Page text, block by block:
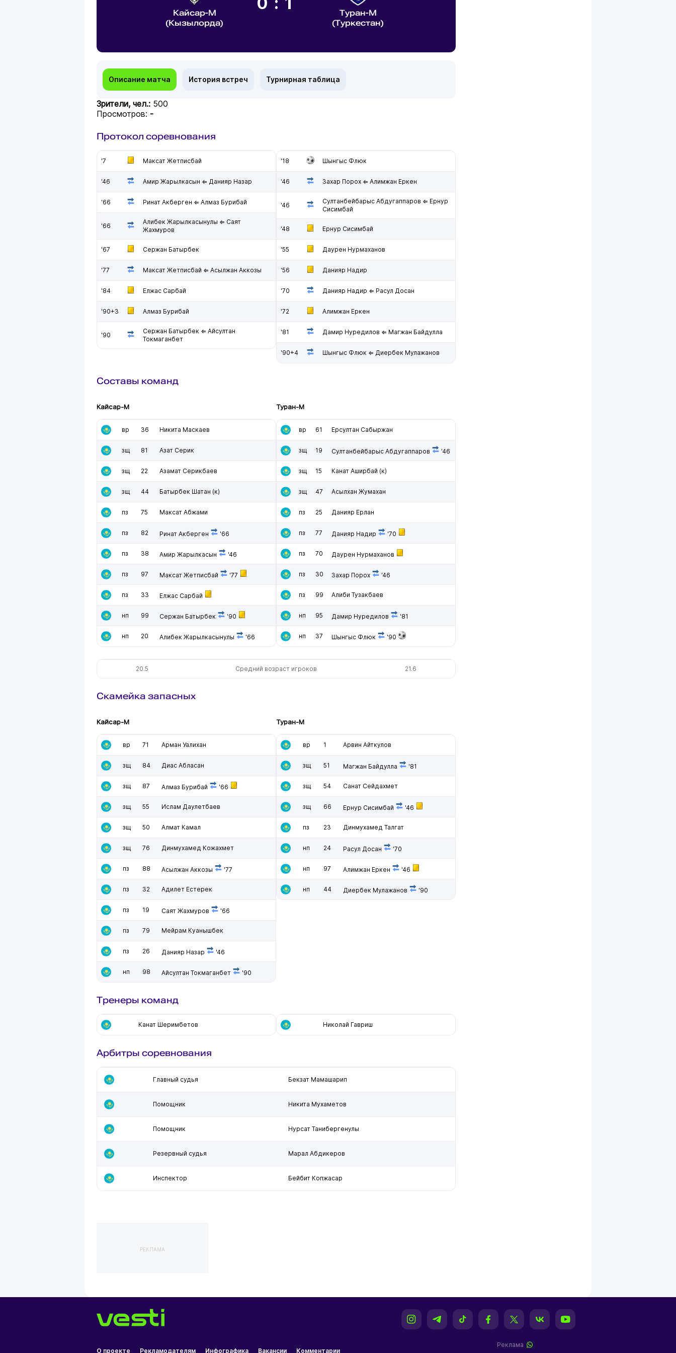
Кайсар-М
(Кызылорда)
Туран-М
(Туркестан)
Описание матча История встреч Турнирная таблица
Зрители, чел.: 500
Просмотров: -
Протокол соревнования
'7 Максат Жетписбай
'46 Амир Жарылкасын ⇐ Данияр Назар
'66 Ринат Акберген ⇐ Алмаз Бурибай
'66
Алибек Жарылкасынулы ⇐ Саят
Жахмуров
'67 Сержан Батырбек
'77 Максат Жетписбай ⇐ Асылжан Аккозы
'84 Елжас Сарбай
'90+3 Алмаз Бурибай
'90
Сержан Батырбек ⇐ Айсултан
Токмаганбет
'18 Шынгыс Флюк
'46 Захар Порох ⇐ Алимжан Еркен
'46
Султанбейбарыс Абдугаппаров ⇐ Ернур
Сисимбай
'48 Ернур Сисимбай
'55 Даурен Нурмаханов
'56 Данияр Надир
'70 Данияр Надир ⇐ Расул Досан
'72 Алимжан Еркен
'81 Дамир Нуредилов ⇐ Магжан Байдулла
'90+4 Шынгыс Флюк ⇐ Диербек Мулажанов
Составы команд
Кайсар-М
вр 36 Никита Маскаев
зщ 81 Азат Серик
зщ 22 Азамат Серикбаев
зщ 44 Батырбек Шатан (к)
пз 75 Максат Абжами
пз 82 Ринат Акберген '66
пз 38 Амир Жарылкасын '46
пз 97 Максат Жетписбай '77
пз 33 Елжас Сарбай
нп 99 Сержан Батырбек '90
нп 20 Алибек Жарылкасынулы '66
Туран-М
вр 61 Ерсултан Сабыржан
зщ 19 Султанбейбарыс Абдугаппаров '46
зщ 15 Канат Аширбай (к)
зщ 47 Асылхан Жумахан
пз 25 Данияр Ерлан
пз 77 Данияр Надир '70
пз 70 Даурен Нурмаханов
пз 30 Захар Порох '46
пз 99 Алиби Тузакбаев
нп 95 Дамир Нуредилов '81
нп 37 Шынгыс Флюк '90
20.5 Средний возраст игроков 21.6
Скамейка запасных
Кайсар-М
вр 71 Арман Уалихан
зщ 84 Диас Абласан
зщ 87 Алмаз Бурибай '66
зщ 55 Ислам Даулетбаев
зщ 50 Алмат Камал
зщ 76 Динмухамед Кожахмет
пз 88 Асылжан Аккозы '77
пз 32 Адилет Естерек
пз 19 Саят Жахмуров '66
пз 79 Мейрам Куанышбек
пз 26 Данияр Назар '46
нп 98 Айсултан Токмаганбет '90
Туран-М
вр 1 Арвин Айткулов
зщ 51 Магжан Байдулла '81
зщ 54 Санат Сейдахмет
зщ 66 Ернур Сисимбай '46
пз 23 Динмухамед Талгат
нп 24 Расул Досан '70
нп 97 Алимжан Еркен '46
нп 44 Диербек Мулажанов '90
Тренеры команд
Канат Шеримбетов Николай Гавриш
Арбитры соревнования
Главный судья Бекзат Мамашарип
Помощник Никита Мухаметов
Помощник Нурсат Танибергенулы
Резервный судья Марал Абдикеров
Инспектор Бейбит Копжасар
РЕКЛАМА
О проекте Рекламодателям Инфографика Вакансии Комментарии
Реклама